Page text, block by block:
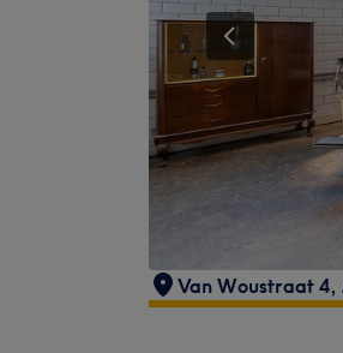
Van Woustraat 4,